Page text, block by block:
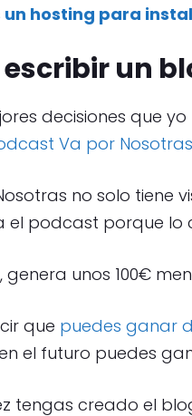
hosting para
escribir un
decisiones que
Va por Nosotras
no solo tiene
el podcast porque lo
genera unos 100€
que puedes ganar
el futuro puedes
tengas creado el